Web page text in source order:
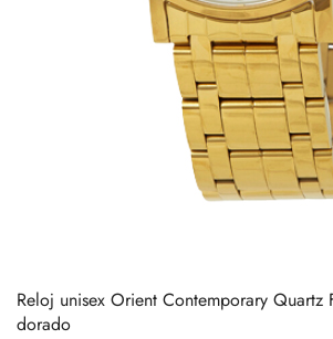
Reloj unisex Orient Contemporary
dorado